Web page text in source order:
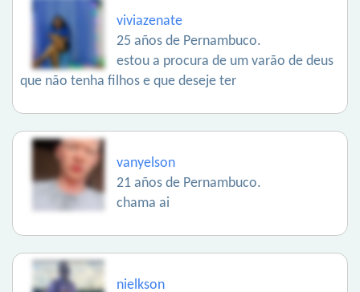
viviazenate
25 años de Pernambuco.
estou a procura de um varão de deus
que não tenha filhos e que deseje ter
vanyelson
21 años de Pernambuco.
chama ai
nielkson